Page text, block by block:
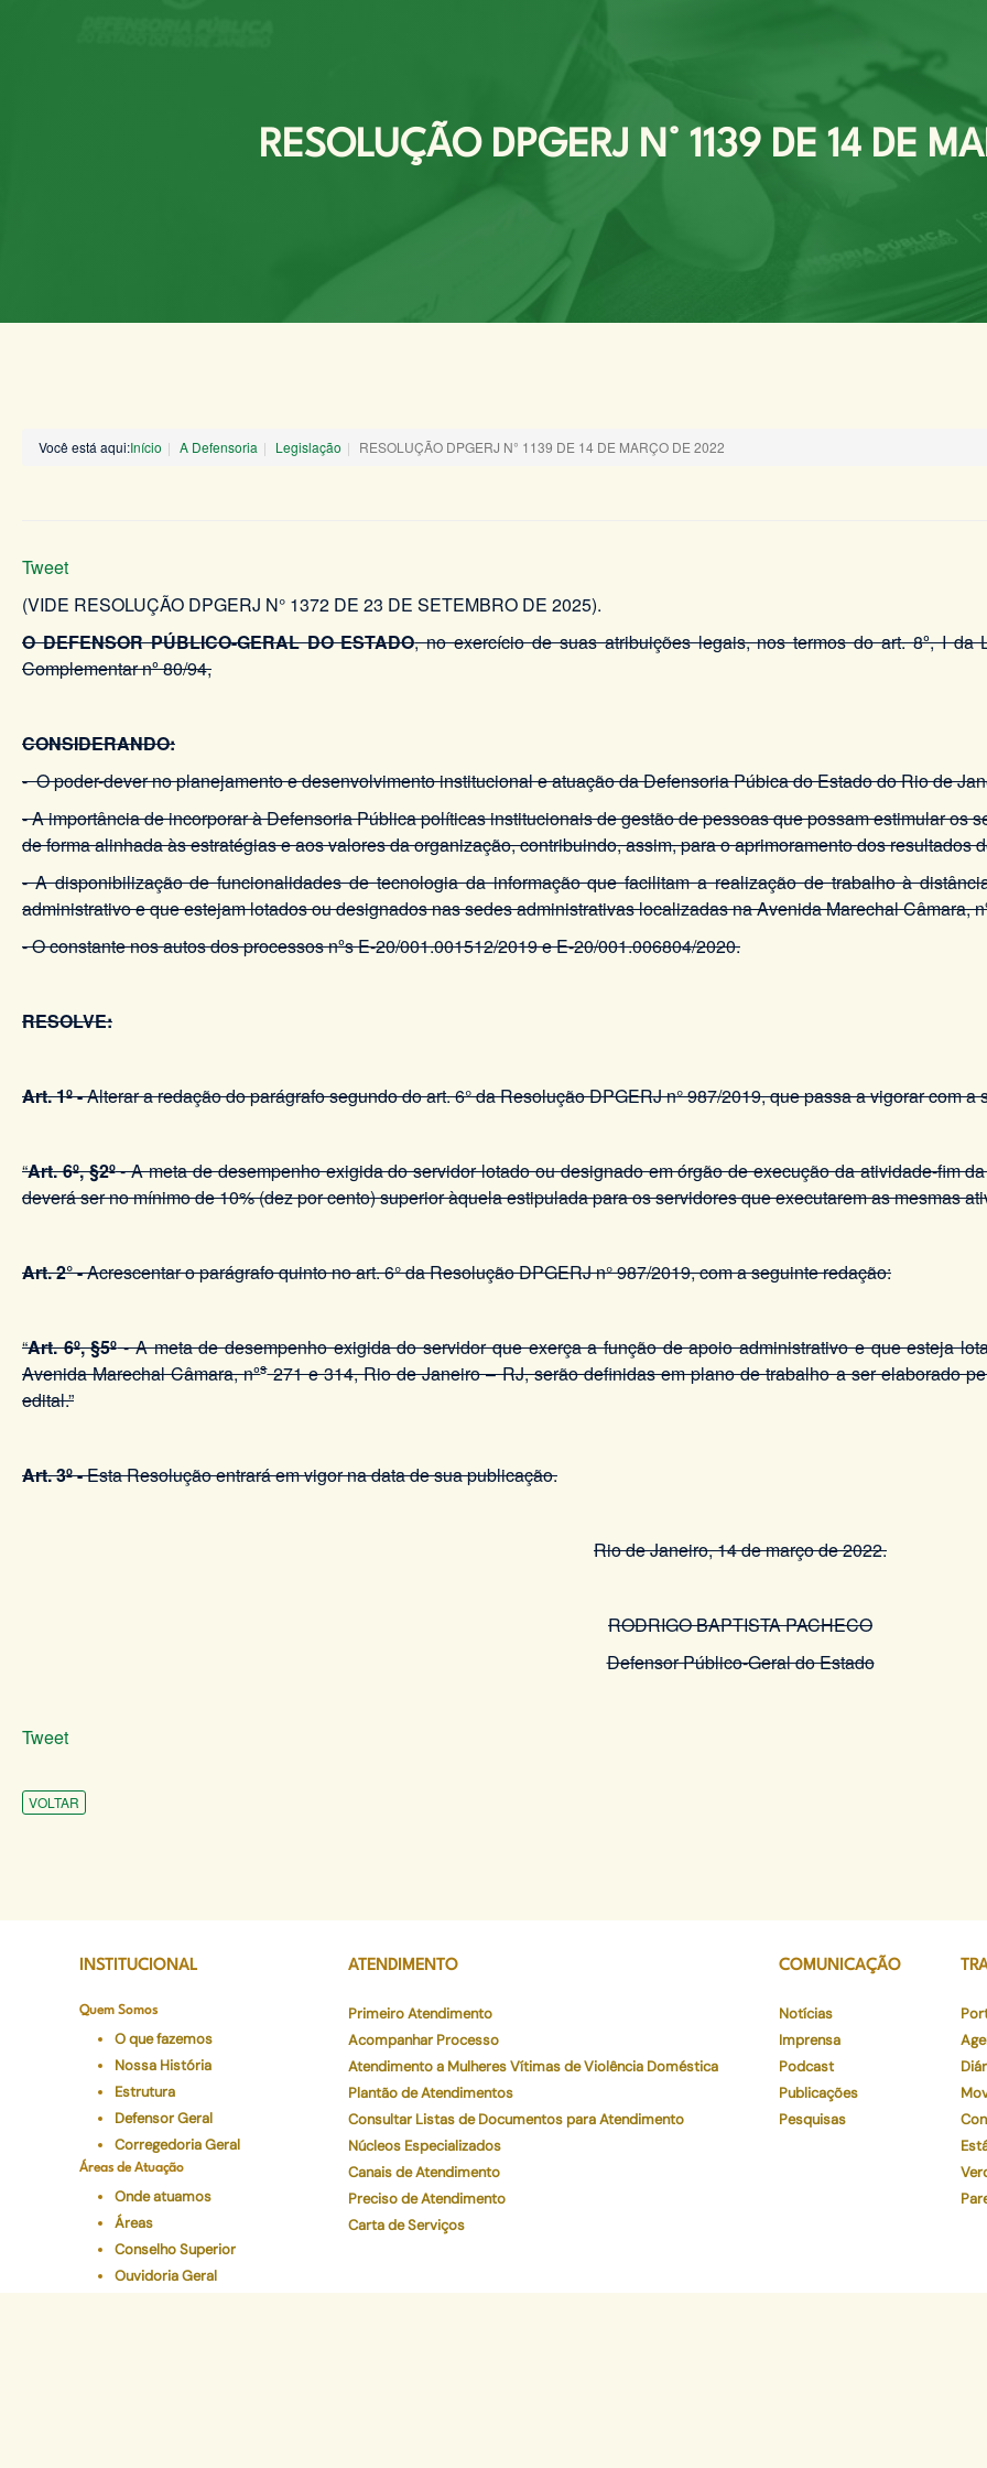
RESOLUÇÃO DPGERJ N° 1139 DE 14 DE
Você está aqui:Início A Defensoria Legislação RESOLUÇÃO DPGERJ N° 1139 DE 14 DE MARÇO DE 2022
Tweet
(VIDE RESOLUÇÃO DPGERJ N° 1372 DE 23 DE SETEMBRO DE 2025).
O DEFENSOR PÚBLICO-GERAL DO ESTADO, no exercício de suas atribuições legais, nos termos do art. 8º, I
Complementar nº 80/94,
CONSIDERANDO:
- O poder-dever no planejamento e desenvolvimento institucional e atuação da Defensoria Púbica do Estado do Rio de
- A importância de incorporar à Defensoria Pública políticas institucionais de gestão de pessoas que possam estimular os
de forma alinhada às estratégias e aos valores da organização, contribuindo, assim, para o aprimoramento dos resultados
- A disponibilização de funcionalidades de tecnologia da informação que facilitam a realização de trabalho à
administrativo e que estejam lotados ou designados nas sedes administrativas localizadas na Avenida Marechal Câmara,
- O constante nos autos dos processos nºs E-20/001.001512/2019 e E-20/001.006804/2020.
RESOLVE:
Art. 1º -Alterar a redação do parágrafo segundo do art. 6° da Resolução DPGERJ n° 987/2019, que passa a vigorar com a
“Art. 6º, §2º- A meta de desempenho exigida do servidor lotado ou designado em órgão de execução da atividade-fim
deverá ser no mínimo de 10% (dez por cento) superior àquela estipulada para os servidores que executarem as mesmas
Art. 2° -Acrescentar o parágrafo quinto no art. 6° da Resolução DPGERJ n° 987/2019, com a seguinte redação:
“Art. 6º, §5º- A meta de desempenho exigida do servidor que exerça a função de apoio administrativo e que esteja
Avenida Marechal Câmara, nºs271 e 314, Rio de Janeiro – RJ, serão definidas em plano de trabalho a ser elaborado
edital.”
Art. 3º -Esta Resolução entrará em vigor na data de sua publicação.
Rio de Janeiro, 14 de março de 2022.
RODRIGO BAPTISTA PACHECO
Defensor Público-Geral do Estado
Tweet
VOLTAR
INSTITUCIONAL
Quem Somos
O que fazemos
Nossa História
Estrutura
Defensor Geral
Corregedoria Geral
Áreas de Atuação
Onde atuamos
Áreas
Conselho Superior
Ouvidoria Geral
ATENDIMENTO
Primeiro Atendimento
Acompanhar Processo
Atendimento a Mulheres Vítimas de Violência Doméstica
Plantão de Atendimentos
Consultar Listas de Documentos para Atendimento
Núcleos Especializados
Canais de Atendimento
Preciso de Atendimento
Carta de Serviços
COMUNICAÇÃO
Notícias
Imprensa
Podcast
Publicações
Pesquisas